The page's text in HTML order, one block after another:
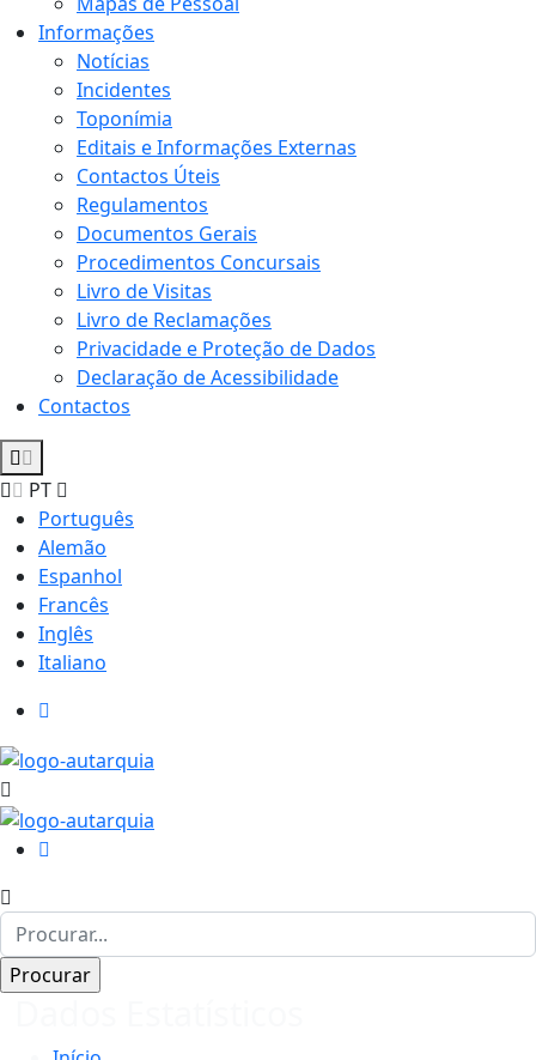
Informações
Notícias
Incidentes
Toponímia
Editais e Informações Externas
Contactos Úteis
Regulamentos
Documentos Gerais
Procedimentos Concursais
Livro de Visitas
Livro de Reclamações
Privacidade e Proteção de Dados
Declaração de Acessibilidade
Contactos
PT
Português
Alemão
Espanhol
Francês
Inglês
Italiano